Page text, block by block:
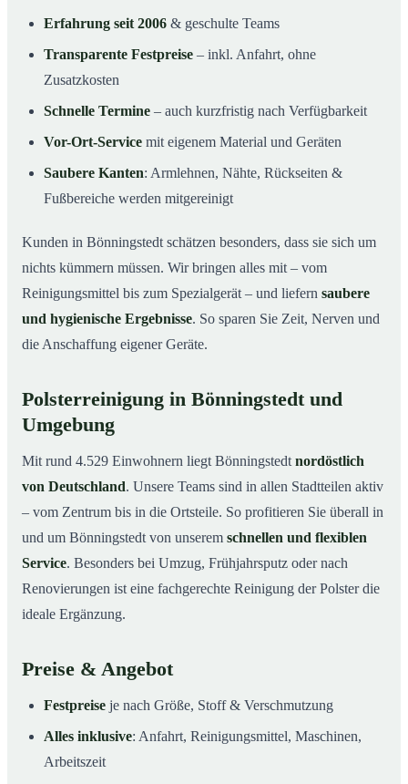
Erfahrung seit 2006 & geschulte Teams
Transparente Festpreise – inkl. Anfahrt, ohne
Zusatzkosten
Schnelle Termine – auch kurzfristig nach Verfügbarkeit
Vor-Ort-Service mit eigenem Material und Geräten
Saubere Kanten: Armlehnen, Nähte, Rückseiten &
Fußbereiche werden mitgereinigt
Kunden in Bönningstedt schätzen besonders, dass sie sich um
nichts kümmern müssen. Wir bringen alles mit – vom
Reinigungsmittel bis zum Spezialgerät – und liefern saubere
und hygienische Ergebnisse. So sparen Sie Zeit, Nerven und
die Anschaffung eigener Geräte.
Polsterreinigung in Bönningstedt und
Umgebung
Mit rund 4.529 Einwohnern liegt Bönningstedt nordöstlich
von Deutschland. Unsere Teams sind in allen Stadtteilen aktiv
– vom Zentrum bis in die Ortsteile. So profitieren Sie überall in
und um Bönningstedt von unserem schnellen und flexiblen
Service. Besonders bei Umzug, Frühjahrsputz oder nach
Renovierungen ist eine fachgerechte Reinigung der Polster die
ideale Ergänzung.
Preise & Angebot
Festpreise je nach Größe, Stoff & Verschmutzung
Alles inklusive: Anfahrt, Reinigungsmittel, Maschinen,
Arbeitszeit